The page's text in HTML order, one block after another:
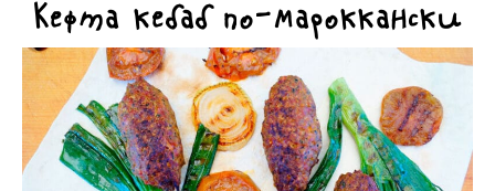
Кефта кебаб по-мароккански